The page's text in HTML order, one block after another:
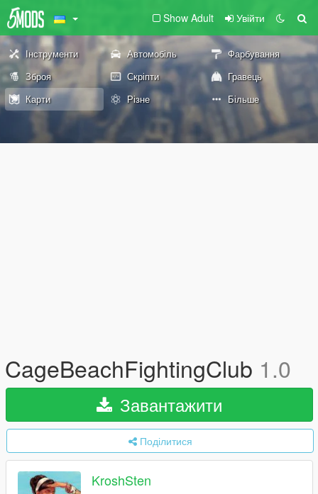
Show Adult Увійти
Інструменти Автомобіль
Фарбування
Зброя
Скріпти
Гравець
Карти
Різне Більше
CageBeachFightingClub 1.0
Завантажити
Поділитися
KroshSten